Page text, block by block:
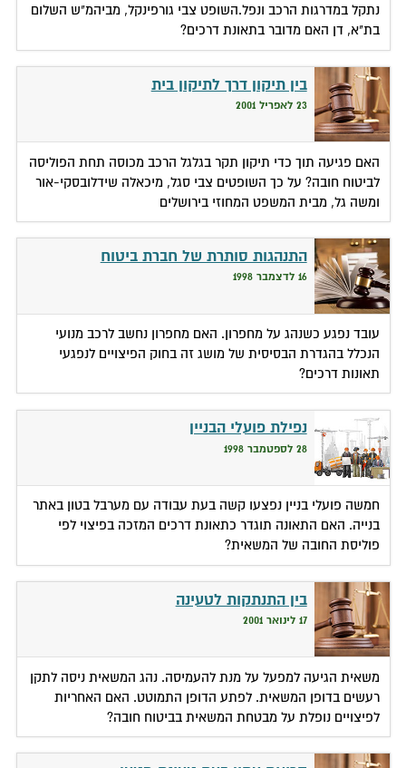
נתקל במדרגות הרכב ונפל.השופט צבי גורפינקל, מביהמ"ש השלום
בת"א, דן האם מדובר בתאונת דרכים?
בין תיקון דרך לתיקון בית
23 לאפריל 2001
האם פגיעה תוך כדי תיקון תקר בגלגל הרכב מכוסה תחת הפוליסה
לביטוח חובה? על כך השופטים צבי סגל, מיכאלה שידלובסקי-אור
ומשה גל, מבית המשפט המחוזי בירושלים
התנהגות סותרת של חברת ביטוח
16 לדצמבר 1998
עובד נפגע כשנהג על מחפרון. האם מחפרון נחשב לרכב מנועי
הנכלל בהגדרת הבסיסית של מושג זה בחוק הפיצויים לנפגעי
תאונות דרכים?
נפילת פועלי הבניין
28 לספטמבר 1998
חמשה פועלי בניין נפצעו קשה בעת עבודה עם מערבל בטון באתר
בנייה. האם התאונה תוגדר כתאונת דרכים המזכה בפיצוי לפי
פוליסת החובה של המשאית?
בין התנתקות לטעינה
17 לינואר 2001
משאית הגיעה למפעל על מנת להעמיסה. נהג המשאית ניסה לתקן
רעשים בדופן המשאית. לפתע הדופן התמוטט. האם האחריות
לפיצויים נופלת על מבטחת המשאית בביטוח חובה?